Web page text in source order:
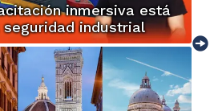
inmersiva está
industrial